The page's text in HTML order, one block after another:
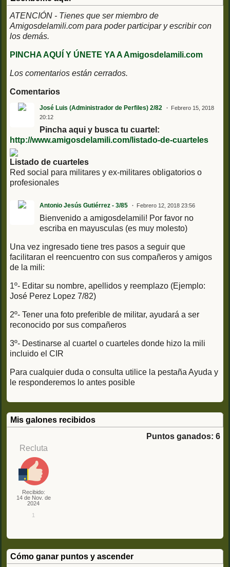
ATENCIÓN - Tienes que ser miembro de
Amigosdelamili.com para poder participar y escribir con
los demás.
PINCHA AQUÍ Y ÚNETE YA A Amigosdelamili.com
Los comentarios están cerrados.
Comentarios
José Luis (Administrador de Perfiles) 2/82
Febrero 15, 2018
20:12
Pincha aqui y busca tu cuartel:
http://www.amigosdelamili.com/listado-de-cuarteles
Listado de cuarteles
Red social para militares y ex-militares obligatorios o
profesionales
Antonio Jesús Gutiérrez - 3/85 Febrero 12, 2018 23:56
Bienvenido a amigosdelamili! Por favor no
escriba en mayusculas (es muy molesto)
Una vez ingresado tiene tres pasos a seguir que
facilitaran el reencuentro con sus compañeros y amigos
de la mili:
1º- Editar su nombre, apellidos y reemplazo (Ejemplo:
José Perez Lopez 7/82)
2º- Tener una foto preferible de militar, ayudará a ser
reconocido por sus compañeros
3º- Destinarse al cuartel o cuarteles donde hizo la mili
incluido el CIR
Para cualquier duda o consulta utilice la pestaña Ayuda y
le responderemos lo antes posible
Mis galones recibidos
Puntos ganados: 6
Recluta
Recibido:
14 de Nov. de
2024
1
Cómo ganar puntos y ascender